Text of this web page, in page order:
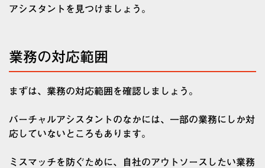
アシスタントを見つけましょう。
業務の対応範囲
まずは、業務の対応範囲を確認しましょう。
バーチャルアシスタントのなかには、一部の業務にしか対
応していないところもあります。
ミスマッチを防ぐために、自社のアウトソースしたい業務